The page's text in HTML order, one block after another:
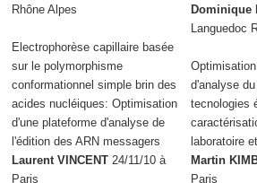
Rhône Alpes
Electrophorèse capillaire basée
sur le polymorphisme
conformationnel simple brin des
acides nucléiques: Optimisation
d'une plateforme d'analyse de
l'édition des ARN messagers
Laurent VINCENT 24/11/10 à
Paris
Dominique
Languedoc
d'analyse
tecnologies
laboratoire
Martin
Paris